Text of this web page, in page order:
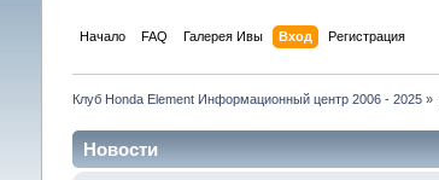
Начало FAQ Галерея Ивы Вход Регистрация
Клуб Honda Element Информационный центр 2006 - 2025»
Новости